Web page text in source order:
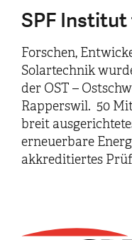
SPF
Forschen,
Solartechnik
der OST –
Rapperswil. 50
breit
erneuerbare
akkreditiertes